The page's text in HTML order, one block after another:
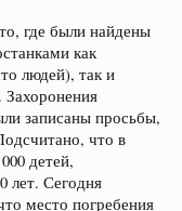
где были найдены
как
людей), так и
Захоронения
записаны просьбы,
что в
детей,
лет. Сегодня
место погребения